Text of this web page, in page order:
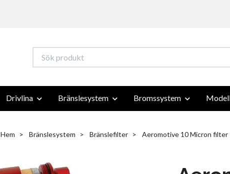
Drivlina Bränslesystem Bromssystem
Hem Bränslesystem Bränslefilter Aeromotive 10 Micron filter